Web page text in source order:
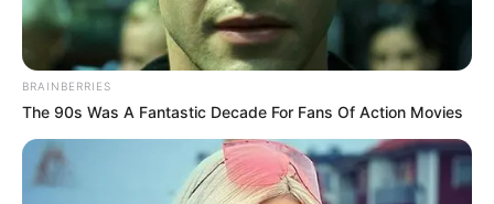
¡Por fin! Después de 6
años, intervendrán la vía
hacia el semáforo del
COMUNA 8 DE IBAGUÉ
BRAINBERRIES
The 90s Was A Fantastic Decade For Fans Of Action Movies